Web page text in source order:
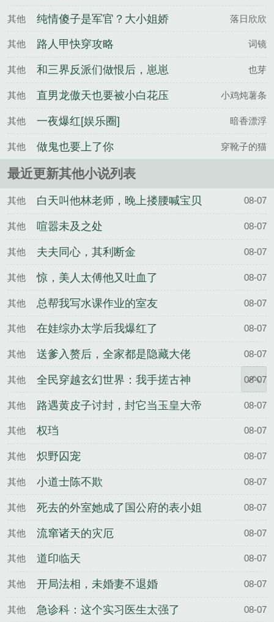
其他
纯情傻子是军官？大小姐娇
宠他
落日欣欣
其他 路人甲快穿攻略 词镜
其他
和三界反派们做恨后，崽崽
找上门
也芽
其他
直男龙傲天也要被小白花压
么？！
小鸡炖薯条
其他 一夜爆红[娱乐圈] 暗香漂浮
其他 做鬼也要上了你 穿靴子的猫
最近更新其他小说列表
其他 白天叫他林老师，晚上搂腰喊宝贝 08-07
其他 喧嚣未及之处 08-07
其他 夫夫同心，其利断金 08-07
其他 惊，美人太傅他又吐血了 08-07
其他 总帮我写水课作业的室友 08-07
其他 在娃综办太学后我爆红了 08-07
其他 送爹入赘后，全家都是隐藏大佬 08-07
其他 全民穿越玄幻世界：我手搓古神 08-07
其他 路遇黄皮子讨封，封它当玉皇大帝 08-07
其他 权珰 08-07
其他 炽野囚宠 08-07
其他 小道士陈不欺 08-07
其他 死去的外室她成了国公府的表小姐 08-07
其他 流窜诸天的灾厄 08-07
其他 道印临天 08-07
其他 开局法相，未婚妻不退婚 08-07
其他 急诊科：这个实习医生太强了 08-07